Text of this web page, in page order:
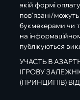
якій формі
пов’язані/
букмекерами чи
на
публікуються
УЧАСТЬ В
ІГРОВУ
(ПРИНЦИПІВ)